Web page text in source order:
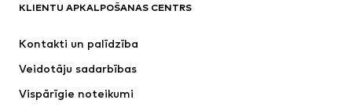
Jaunumi
Šobrīd populāri
Apakšveļa
KLIENTU APKALPOŠANAS CENTRS
Kontakti un palīdzība
Veidotāju sadarbības
Vispārīgie noteikumi